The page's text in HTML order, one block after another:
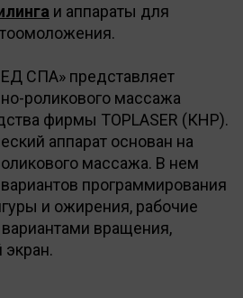
и аппараты для
СПА» представляет
роликового массажа
фирмы TOPLASER (КНР).
аппарат основан на
массажа. В нем
программирования
и ожирения, рабочие
вращения,